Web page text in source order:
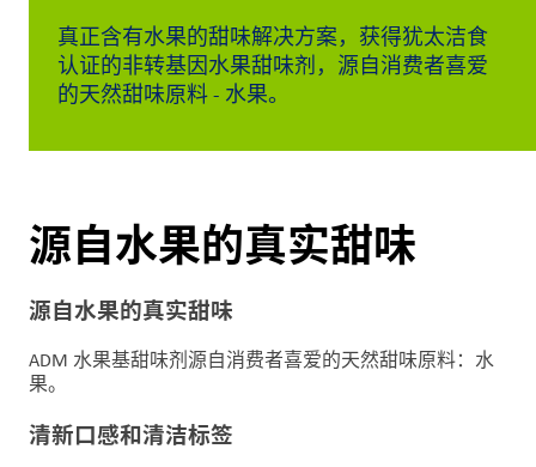
服
务
创
新
企
文
职
真正含有水果的甜味解决方案，获得犹太洁食
认证的非转基因水果甜味剂，源自消费者喜爱
的天然甜味原料 - 水果。
源自水果的真实甜味
源自水果的真实甜味
ADM 水果基甜味剂源自消费者喜爱的天然甜味原料：水
果。
清新口感和清洁标签